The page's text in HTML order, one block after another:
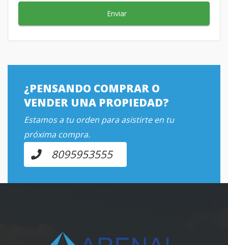
Enviar
¿PENSANDO COMPRAR O
VENDER UNA PROPIEDAD?
Estamos a tu orden para asistirte en tu
próxima compra.
8095953555